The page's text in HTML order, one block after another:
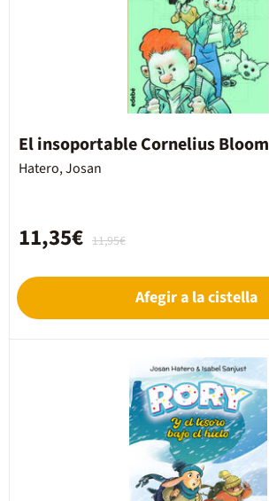
El insoportable Cornelius Bloom
Hatero, Josan
11,95€
11,35€
Afegir a la cistella